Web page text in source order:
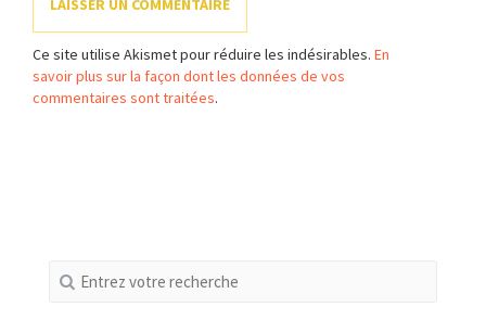
Ce site utilise Akismet pour réduire les indésirables. En
savoir plus sur la façon dont les données de vos
commentaires sont traitées.
Recherche
pour